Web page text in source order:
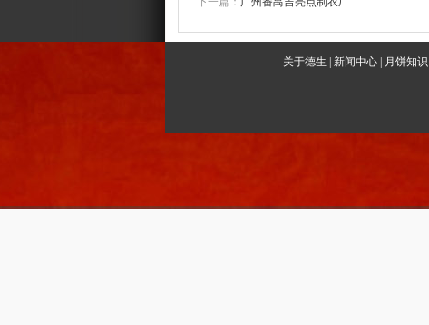
关于德生 新闻中心 月饼知识